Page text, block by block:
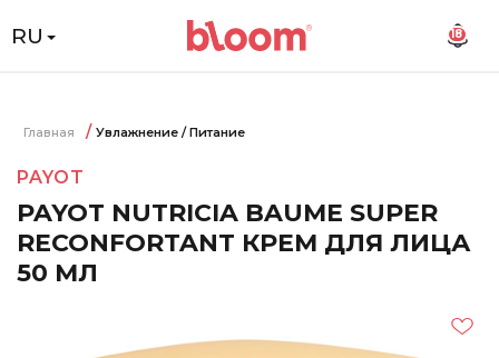
RU 18
Главная Увлажнение / Питание
PAYOT
PAYOT NUTRICIA BAUME SUPER
RECONFORTANT КРЕМ ДЛЯ ЛИЦА
50 МЛ